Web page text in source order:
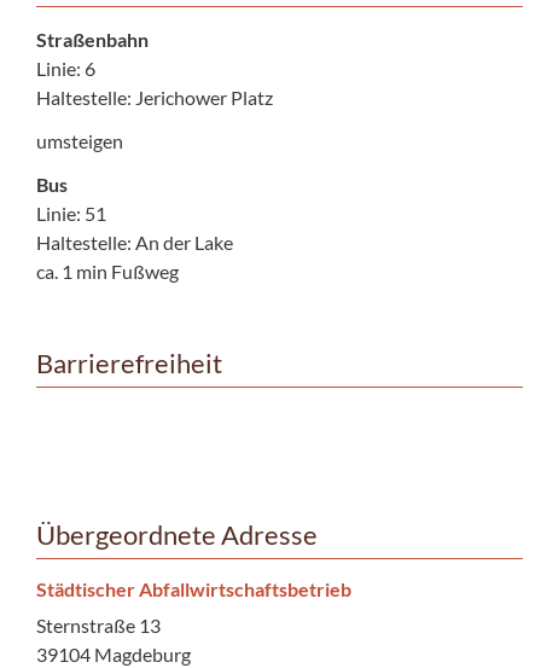
Straßenbahn
Linie: 6
Haltestelle: Jerichower Platz
umsteigen
Bus
Linie: 51
Haltestelle: An der Lake
ca. 1 min Fußweg
Barrierefreiheit
Übergeordnete Adresse
Städtischer Abfallwirtschaftsbetrieb
Sternstraße 13
39104 Magdeburg